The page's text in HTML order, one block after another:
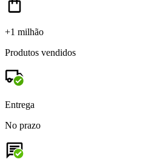
+1 milhão
Produtos vendidos
Entrega
No prazo